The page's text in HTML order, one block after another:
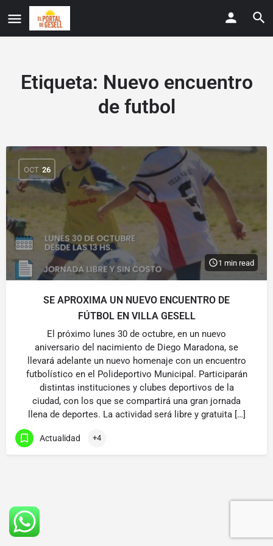
Etiqueta: Nuevo encuentro
de futbol
OCT 26
1 min read
SE APROXIMA UN NUEVO ENCUENTRO DE
FÚTBOL EN VILLA GESELL
El próximo lunes 30 de octubre, en un nuevo
aniversario del nacimiento de Diego Maradona, se
llevará adelante un nuevo homenaje con un encuentro
futbolístico en el Polideportivo Municipal. Participarán
distintas instituciones y clubes deportivos de la
ciudad, con los que se compartirá una gran jornada
llena de deportes. La actividad será libre y gratuita […]
Actualidad +4